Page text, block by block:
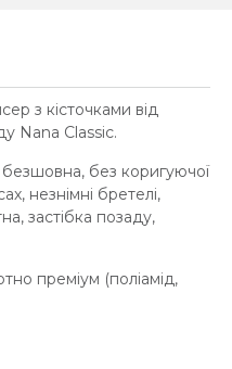
з кісточками від
Nana Classic.
без коригуючої
незнімні бретелі,
застібка позаду,
преміум (поліамід,